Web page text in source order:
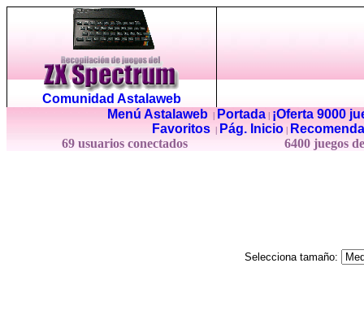
Comunidad Astalaweb
Menú Astalaweb| Portada|
¡Oferta 9000
Favoritos
Pág. Inicio
69 usuarios conectados
6400 juegos
Selecciona tamaño: